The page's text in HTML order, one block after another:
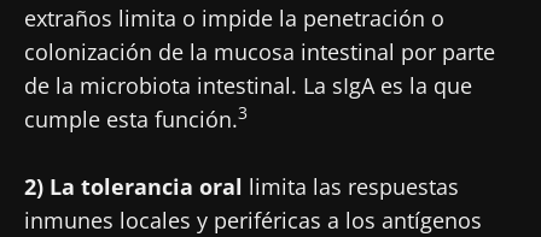
extraños limita o impide la penetración o
colonización de la mucosa intestinal por parte
de la microbiota intestinal. La sIgA es la que
cumple esta función.3
2) La tolerancia oral limita las respuestas
inmunes locales y periféricas a los antígenos